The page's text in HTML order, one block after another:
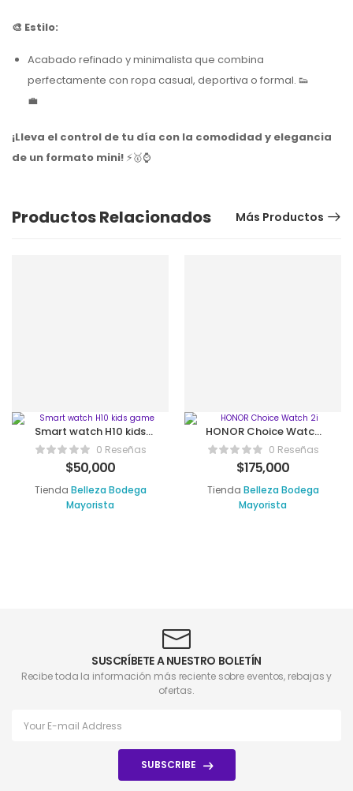
🎨 Estilo:
Acabado refinado y minimalista que combina
perfectamente con ropa casual, deportiva o formal. 👟
💼
¡Lleva el control de tu día con la comodidad y elegancia
de un formato mini! ⚡🥇⌚️
Productos Relacionados Más Productos
Smart watch H10 kids
game0 Reseñas
$50,000
Tienda Belleza Bodega
Mayorista
HONOR Choice Watch
2i 0 Reseñas
$175,000
Tienda Belleza Bodega
Mayorista
SUSCRÍBETE A NUESTRO BOLETÍN
Recibe toda la información más reciente sobre eventos, rebajas y
ofertas.
SUBSCRIBE